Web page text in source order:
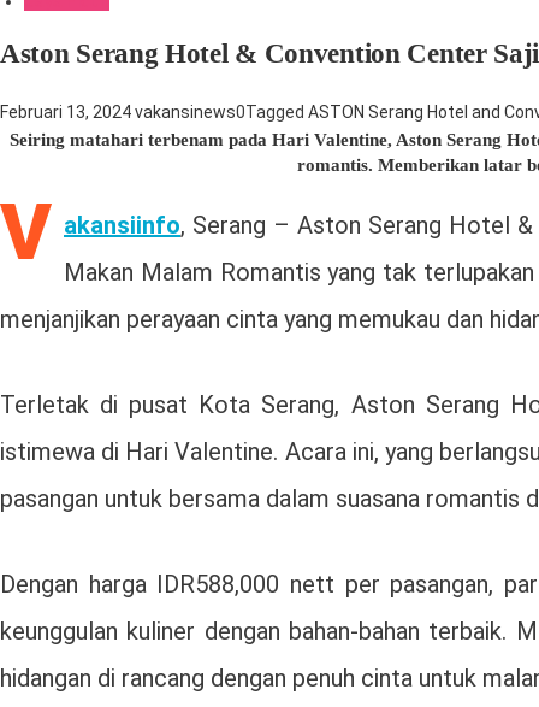
Aston Serang Hotel & Convention Center
Februari 13, 2024vakansinews0Tagged ASTON Serang Hotel and
Seiring matahari terbenam pada Hari Valentine, Aston Serang
romantis. Memberikan latar
V akansiinfo, Serang – Aston Serang Hotel &
Makan Malam Romantis yang tak
menjanjikan perayaan cinta yang memukau dan
Terletak di pusat Kota Serang, Aston Serang
istimewa di Hari Valentine. Acara ini, yang
pasangan untuk bersama dalam suasana romantis
Dengan harga IDR588,000 nett per pasangan,
keunggulan kuliner dengan bahan-bahan terbaik.
hidangan di rancang dengan penuh cinta untuk